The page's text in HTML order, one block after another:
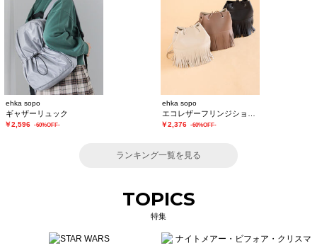
ehka sopo
ギャザーリュック
￥2,596 -60%OFF-
ehka sopo
￥2,376 -60%OFF-
ランキング一覧を見る
TOPICS
特集